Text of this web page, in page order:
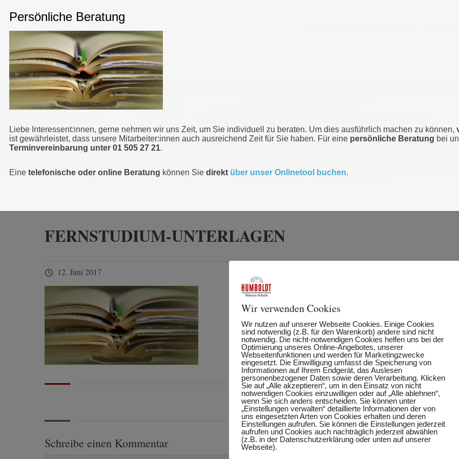
FERNSTUDIUM-
FERNSTUDIUM-UNTERLAGEN
12. Juni 2017
Schreibe einen Kommentar
Liebe Interessent:innen, gerne nehmen wir uns Zeit, um Sie individuell zu beraten. Um dies ausführlich machen zu können,
ist gewährleistet, dass unsere Mitarbeiter:innen auch ausreichend Zeit für Sie haben. Für eine persönliche Beratung bei
Terminvereinbarung unter 01 505 27 21.
Eine telefonische oder online Beratung können Sie direkt über unser Onlinetool buchen.
Wir verwenden Cookies
Wir nutzen auf unserer Webseite Cookies. Einige Cookies
sind notwendig (z.B. für den Warenkorb) andere sind nicht
notwendig. Die nicht-notwendigen Cookies helfen uns bei der
Optimierung unseres Online-Angebotes, unserer
Webseitenfunktionen und werden für Marketingzwecke
eingesetzt. Die Einwilligung umfasst die Speicherung von
Informationen auf Ihrem Endgerät, das Auslesen
personenbezogener Daten sowie deren Verarbeitung. Klicken
Sie auf „Alle akzeptieren“, um in den Einsatz von nicht
notwendigen Cookies einzuwilligen oder auf „Alle ablehnen“,
wenn Sie sich anders entscheiden. Sie können unter
„Einstellungen verwalten“ detaillierte Informationen der von
uns eingesetzten Arten von Cookies erhalten und deren
Einstellungen aufrufen. Sie können die Einstellungen jederzeit
aufrufen und Cookies auch nachträglich jederzeit abwählen
(z.B. in der Datenschutzerklärung oder unten auf unserer
Webseite).